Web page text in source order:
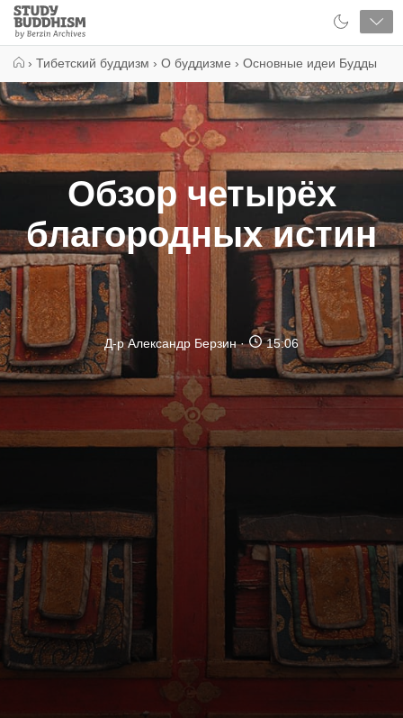
Close
Study
Buddhism
› Тибетский буддизм › О буддизме › Основные идеи Будды
Обзор четырёх
благородных истин
Д-р Александр Берзин 15:06